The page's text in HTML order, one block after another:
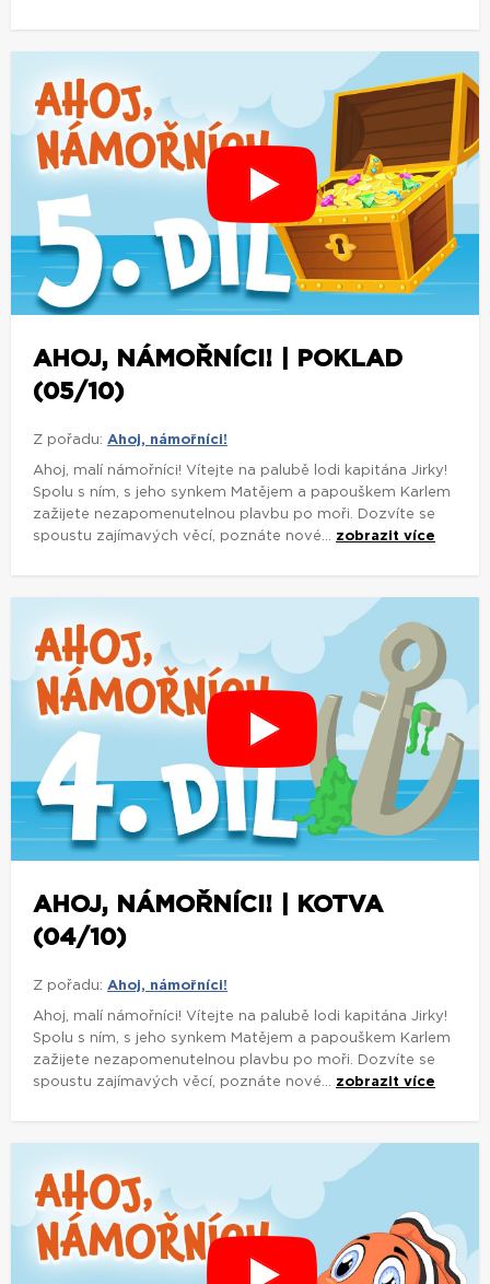
AHOJ, NÁMOŘNÍCI! | POKLAD
(05/10)
Z pořadu: Ahoj, námořníci!
Ahoj, malí námořníci! Vítejte na palubě lodi kapitána Jirky!
Spolu s ním, s jeho synkem Matějem a papouškem Karlem
zažijete nezapomenutelnou plavbu po moři. Dozvíte se
spoustu zajímavých věcí, poznáte nové... zobrazit více
AHOJ, NÁMOŘNÍCI! | KOTVA
(04/10)
Z pořadu: Ahoj, námořníci!
Ahoj, malí námořníci! Vítejte na palubě lodi kapitána Jirky!
Spolu s ním, s jeho synkem Matějem a papouškem Karlem
zažijete nezapomenutelnou plavbu po moři. Dozvíte se
spoustu zajímavých věcí, poznáte nové... zobrazit více